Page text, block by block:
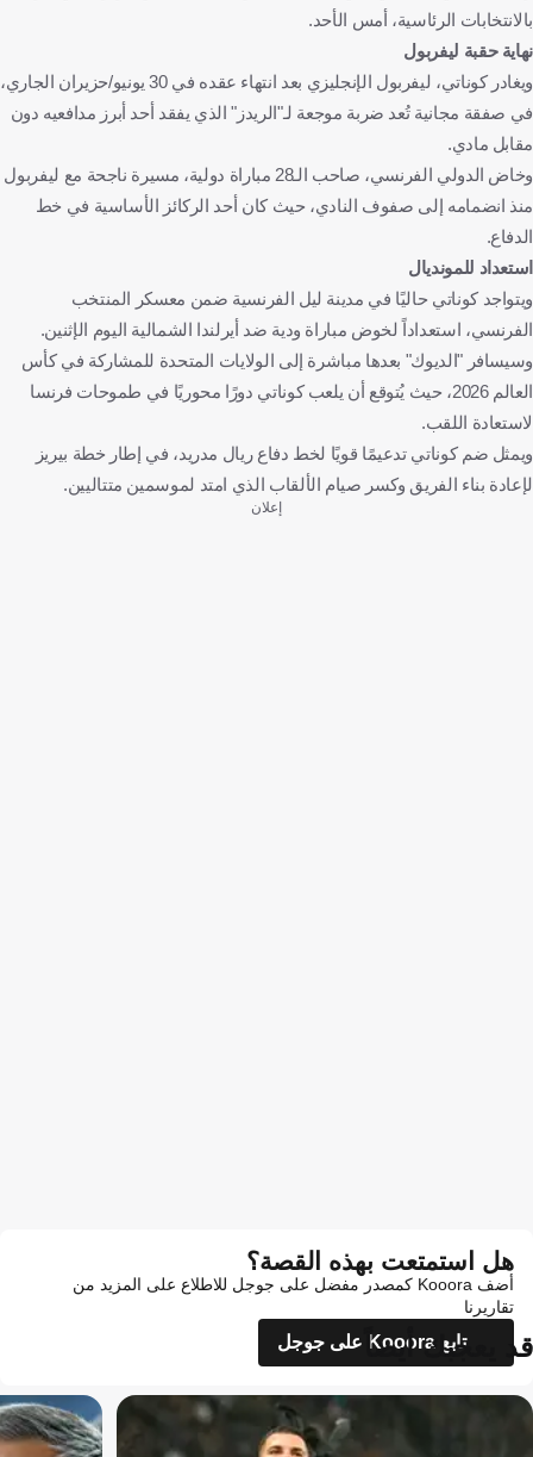
بالانتخابات الرئاسية، أمس الأحد.
نهاية حقبة ليفربول
ويغادر كوناتي، ليفربول الإنجليزي بعد انتهاء عقده في 30 يونيو/حزيران الجاري،
في صفقة مجانية تُعد ضربة موجعة لـ"الريدز" الذي يفقد أحد أبرز مدافعيه دون
مقابل مادي.
وخاض الدولي الفرنسي، صاحب الـ28 مباراة دولية، مسيرة ناجحة مع ليفربول
منذ انضمامه إلى صفوف النادي، حيث كان أحد الركائز الأساسية في خط
الدفاع.
استعداد للمونديال
ويتواجد كوناتي حاليًا في مدينة ليل الفرنسية ضمن معسكر المنتخب
الفرنسي، استعداداً لخوض مباراة ودية ضد أيرلندا الشمالية اليوم الإثنين.
وسيسافر "الديوك" بعدها مباشرة إلى الولايات المتحدة للمشاركة في كأس
العالم 2026، حيث يُتوقع أن يلعب كوناتي دورًا محوريًا في طموحات فرنسا
لاستعادة اللقب.
ويمثل ضم كوناتي تدعيمًا قويًا لخط دفاع ريال مدريد، في إطار خطة بيريز
لإعادة بناء الفريق وكسر صيام الألقاب الذي امتد لموسمين متتاليين.
إعلان
هل استمتعت بهذه القصة؟
أضف Kooora كمصدر مفضل على جوجل للاطلاع على المزيد من
تقاريرنا
تابع Kooora على جوجل
قد يعجبك أيضاً